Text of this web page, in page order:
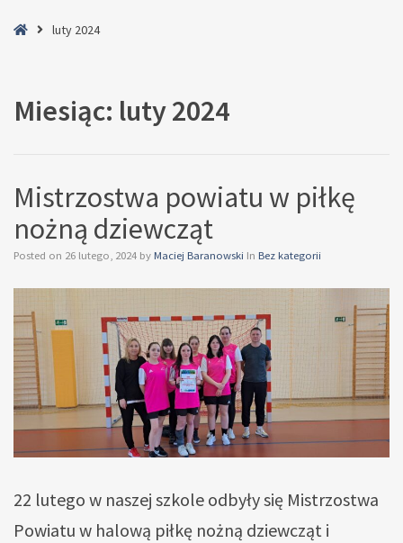
Homeluty 2024
Miesiąc: luty 2024
Mistrzostwa powiatu w piłkę
nożną dziewcząt
Posted on 26 lutego, 2024 by Maciej Baranowski In Bez kategorii
22 lutego w naszej szkole odbyły się Mistrzostwa
Powiatu w halową piłkę nożną dziewcząt i